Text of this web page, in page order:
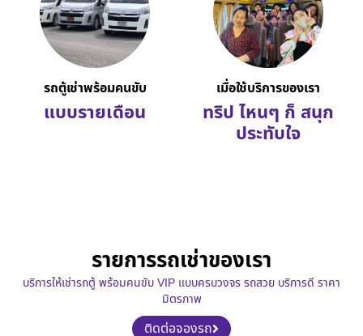
รถตู้เช่าพร้อมคนขับ
แบบรายเดือน
เมื่อใช้บริการของเรา
ทริป ไหนๆ ก็ สนุก
ประทับใจ
รายการรถเช่าของเรา
บริการให้เช่ารถตู้ พร้อมคนขับ VIP แบบครบวงจร รถสวย บริการดี ราคา
มิตรภาพ
ติดต่อจองรถ